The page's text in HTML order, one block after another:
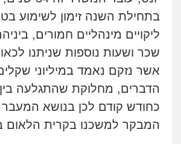
בתחילת השנה זימון לשימוע
ליקויים מינהליים חמורים,
שכר ושעות נוספות שניתנו
אשר נזקם נאמד במיליוני
הדברים, מחלוקת שהתגלעה
כחודש קודם לכן בנושא
המבקר למשכנו בקרית הלאום